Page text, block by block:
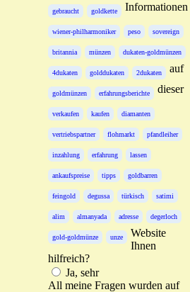
gebraucht goldkette
wiener-philharmoniker peso sovereign
britannia münzen dukaten-goldmünzen
4dukaten golddukaten 2dukaten
goldmünzen erfahrungsberichte
verkaufen kaufen diamanten
vertriebspartner flohmarkt pfandleiher
inzahlung erfahrung lassen
ankaufspreise tipps goldbarren
feingold degussa türkisch satimi
alim almanyada adresse degerloch
gold-goldmünze unze
Informationen
auf
dieser
Website
Ihnen
hilfreich?
Ja, sehr
All meine Fragen wurden auf